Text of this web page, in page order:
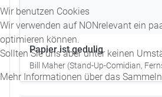
Papier ist gedulig
Bill Maher (Stand-Up-Comidian,
Wir benutzen Cookies
Wir verwenden auf NONrelevant ein
optimieren können.
Sollten Sie uns aber unter keinen
Mehr Informationen über das